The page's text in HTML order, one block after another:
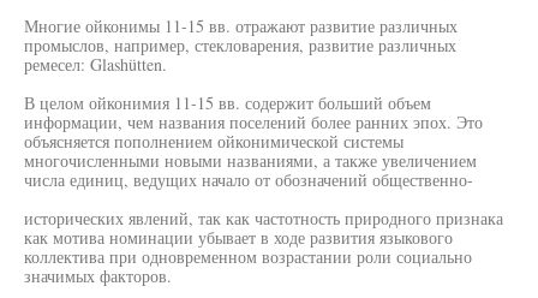
Многие ойконимы 11-15 вв. отражают развитие различных
промыслов, например, стекловарения, развитие различных
ремесел: Glashütten.
В целом ойконимия 11-15 вв. содержит больший объем
информации, чем названия поселений более ранних эпох. Это
объясняется пополнением ойконимической системы
многочисленными новыми названиями, а также увеличением
числа единиц, ведущих начало от обозначений общественно-
исторических явлений, так как частотность природного признака
как мотива номинации убывает в ходе развития языкового
коллектива при одновременном возрастании роли социально
значимых факторов.